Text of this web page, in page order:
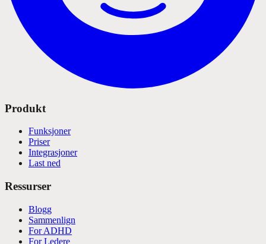
Produkt
Funksjoner
Priser
Integrasjoner
Last ned
Ressurser
Blogg
Sammenlign
For ADHD
For Ledere